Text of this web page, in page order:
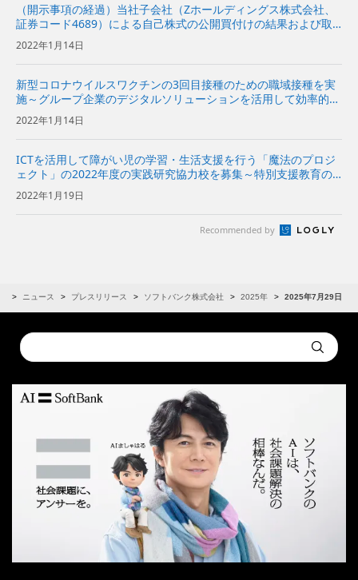
（開示事項の経過）当社子会社（Zホールディングス株式会社、
証券コード4689）による自己株式の公開買付けの結果および取
得終了に関するお知らせ
2022年1月14日
新型コロナウイルスワクチンの3回目接種のための職域接種を実
施～グループ企業のデジタルソリューションを活用して効率的な
接種を推進～
2022年1月14日
ICTを活用して障がい児の学習・生活支援を行う「魔法のプロジ
ェクト」の2022年度の実践研究協力校を募集～特別支援教育の
教員養成課程を有する教育機関との連携を開始～
2022年1月19日
Recommended by
ニュース プレスリリース ソフトバンク株式会社 2025年 2025年7月29日
Conduct
a
Submit